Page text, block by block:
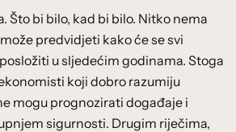
Što bi bilo, kad bi bilo. Nitko nema
predvidjeti kako će se svi
u sljedećim godinama. Stoga
koji dobro razumiju
mogu prognozirati događaje i
sigurnosti. Drugim riječima,